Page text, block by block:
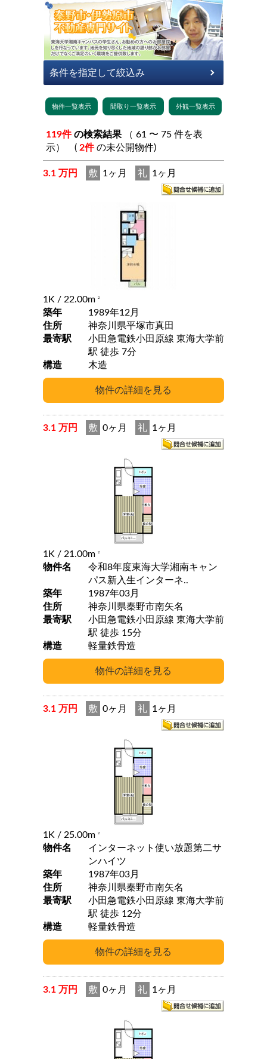
119件 の検索結果
示） ( 2件 の未公開物件)
3.1 万円 敷 1ヶ月 礼 1ヶ月
1K / 22.00m 2
築年
1989年12月
住所
神奈川県平塚市真田
最寄駅
小田急電鉄小田原線 東海大学前
駅 徒歩 7分
構造
木造
3.1 万円 敷 0ヶ月 礼 1ヶ月
1K / 21.00m 2
物件名
令和8年度東海大学湘南キャン
パス新入生インターネ..
築年
1987年03月
住所
神奈川県秦野市南矢名
最寄駅
小田急電鉄小田原線 東海大学前
駅 徒歩 15分
構造
軽量鉄骨造
3.1 万円 敷 0ヶ月 礼 1ヶ月
1K / 25.00m 2
物件名
インターネット使い放題第二サ
ンハイツ
築年
1987年03月
住所
神奈川県秦野市南矢名
最寄駅
小田急電鉄小田原線 東海大学前
駅 徒歩 12分
構造
軽量鉄骨造
3.1 万円 敷 0ヶ月 礼 1ヶ月